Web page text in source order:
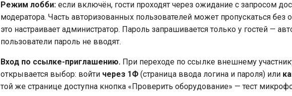
Режим лобби: если включён, гости проходят через ожидание с запросом
модератора. Часть авторизованных пользователей может пропускаться без
это настраивает администратор. Пароль запрашивается только у гостей —
пользователи пароль не вводят.
Вход по ссылке-приглашению. При переходе по ссылке внешнему
открывается выбор: войти через 1Ф (страница ввода логина и пароля) или
той же странице доступна кнопка «Проверить оборудование» — тест